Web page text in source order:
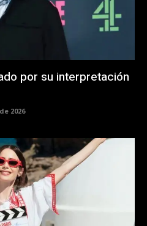
por su interpretación
2026